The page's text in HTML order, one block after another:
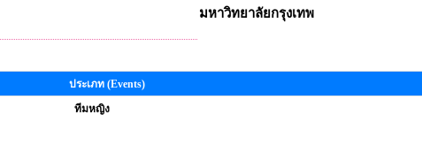
มหาวิทยาลัยกรุงเทพ
ประเภท (Events)
ทีมหญิง